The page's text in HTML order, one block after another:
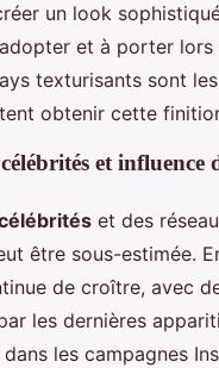
un look
et à porter lors
texturisants sont
obtenir cette
et influence
et des
être sous-estimée.
de croître, avec
les dernières
les campagnes